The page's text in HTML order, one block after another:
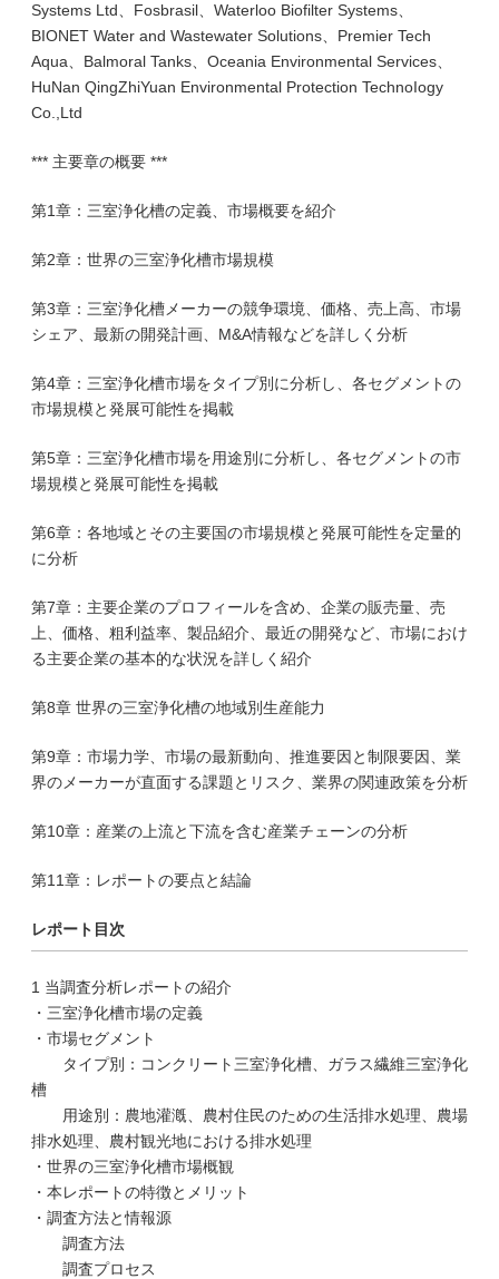
Systems Ltd、Fosbrasil、Waterloo Biofilter Systems、
BIONET Water and Wastewater Solutions、Premier Tech
Aqua、Balmoral Tanks、Oceania Environmental Services、
HuNan QingZhiYuan Environmental Protection TechnoIogy
Co.,Ltd
*** 主要章の概要 ***
第1章：三室浄化槽の定義、市場概要を紹介
第2章：世界の三室浄化槽市場規模
第3章：三室浄化槽メーカーの競争環境、価格、売上高、市場
シェア、最新の開発計画、M&A情報などを詳しく分析
第4章：三室浄化槽市場をタイプ別に分析し、各セグメントの
市場規模と発展可能性を掲載
第5章：三室浄化槽市場を用途別に分析し、各セグメントの市
場規模と発展可能性を掲載
第6章：各地域とその主要国の市場規模と発展可能性を定量的
に分析
第7章：主要企業のプロフィールを含め、企業の販売量、売
上、価格、粗利益率、製品紹介、最近の開発など、市場におけ
る主要企業の基本的な状況を詳しく紹介
第8章 世界の三室浄化槽の地域別生産能力
第9章：市場力学、市場の最新動向、推進要因と制限要因、業
界のメーカーが直面する課題とリスク、業界の関連政策を分析
第10章：産業の上流と下流を含む産業チェーンの分析
第11章：レポートの要点と結論
レポート目次
1 当調査分析レポートの紹介
・三室浄化槽市場の定義
・市場セグメント
タイプ別：コンクリート三室浄化槽、ガラス繊維三室浄化
槽
用途別：農地灌漑、農村住民のための生活排水処理、農場
排水処理、農村観光地における排水処理
・世界の三室浄化槽市場概観
・本レポートの特徴とメリット
・調査方法と情報源
調査方法
調査プロセス